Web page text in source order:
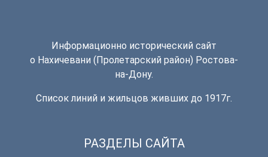
Информационно исторический сайт
о Нахичевани (Пролетарский район) Ростова-
на-Дону.
Список линий и жильцов живших до 1917г.
РАЗДЕЛЫ САЙТА